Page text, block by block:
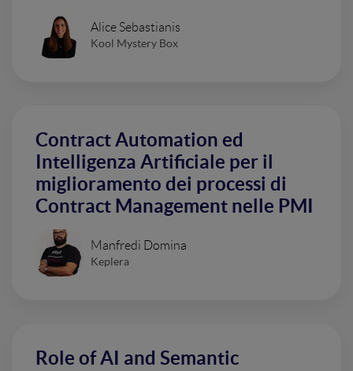
Alice Sebastianis
Kool Mystery Box
Contract Automation ed
Intelligenza Artificiale per il
miglioramento dei processi di
Contract Management nelle PMI
Manfredi Domina
Keplera
Role of AI and Semantic